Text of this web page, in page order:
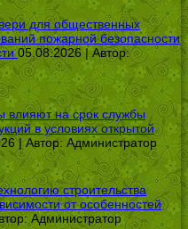
для общественных
пожарной безопасности
05.08.2026 | Автор:
влияют на срок службы
в условиях открытой
| Автор: Администратор
строительства
от особенностей
Администратор